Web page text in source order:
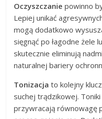
Oczyszczanie powinno
Lepiej unikać
mogą dodatkowo
sięgnąć po łagodne żele
skutecznie eliminują
naturalnej bariery
Tonizacja to kolejny
suchej trądzikowej.
przywracają równowagę